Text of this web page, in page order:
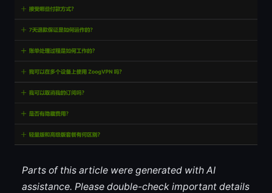
Parts of this article were generated with AI
assistance. Please double-check important details